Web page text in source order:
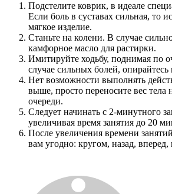
Подстелите коврик, в идеале
Если боль в суставах сильная, то
мягкое изделие.
Станьте на колени. В случае
камфорное масло для растирки.
Имитируйте ходьбу, поднимая по
случае сильных болей, опирайтесь
Нет возможности выполнять
выше, просто переносите вес тела
очереди.
Следует начинать с 2-минутного
увеличивая время занятия до 20
После увеличения времени
вам угодно: кругом, назад, вперед,